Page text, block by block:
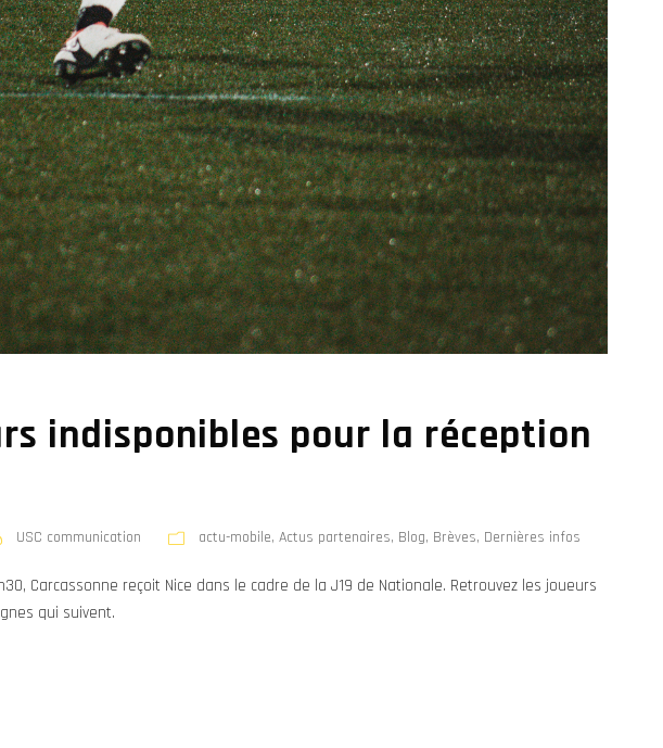
indisponibles pour la réception
USC communication actu-mobile, Actus partenaires, Blog, Brèves, Dernières infos
Carcassonne reçoit Nice dans le cadre de la J19 de Nationale. Retrouvez les joueurs
qui suivent.